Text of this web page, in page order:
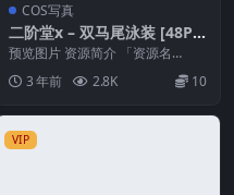
COS写真
二阶堂x – 双马尾泳装 [48P3
V-162M]
预览图片 资源简介 「资源名
称」：二阶堂x – 双马尾泳装 [48P
3V-162...
3 年前 2.8K 10
VIP